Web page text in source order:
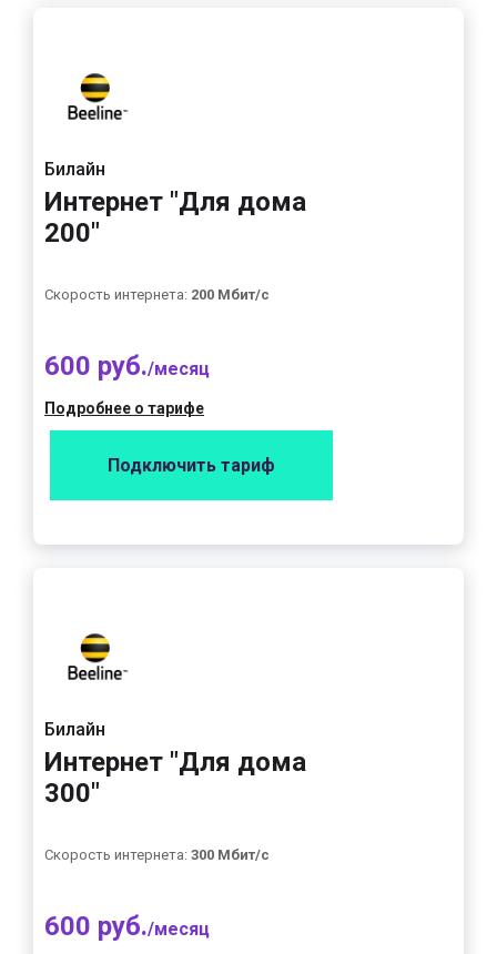
Билайн
Интернет "Для дома
200"
Скорость интернета: 200 Мбит/с
600 руб./месяц
Подробнее о тарифе
Подключить тариф
Билайн
Интернет "Для дома
300"
Скорость интернета: 300 Мбит/с
600 руб./месяц